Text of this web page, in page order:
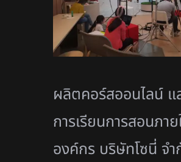
ผลิตคอร์สออนไลน์ แ
การเรียนการสอนภาย
องค์กร บริษัทโซนี่ จ